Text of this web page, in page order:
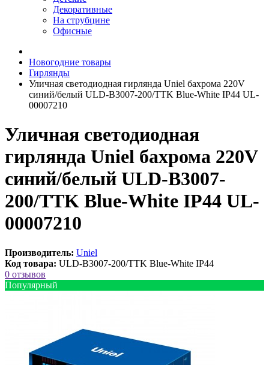
Декоративные
На струбцине
Офисные
Новогодние товары
Гирлянды
Уличная светодиодная гирлянда Uniel бахрома 220V
синий/белый ULD-B3007-200/TTK Blue-White IP44 UL-
00007210
Уличная светодиодная
гирлянда Uniel бахрома 220V
синий/белый ULD-B3007-
200/TTK Blue-White IP44 UL-
00007210
Производитель: Uniel
Код товара: ULD-B3007-200/TTK Blue-White IP44
0 отзывов
Популярный